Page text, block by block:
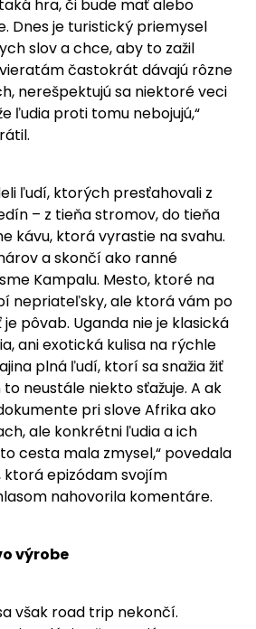
hra, či bude mať alebo
Dnes je turistický priemysel
slov a chce, aby to zažil
častokrát dávajú rôzne
nerešpektujú sa niektoré veci
ľudia proti tomu nebojujú,“
ľudí, ktorých presťahovali z
– z tieňa stromov, do tieňa
kávu, ktorá vyrastie na svahu.
a skončí ako ranné
Kampalu. Mesto, ktoré na
nepriateľsky, ale ktorá vám po
pôvab. Uganda nie je klasická
ani exotická kulisa na rýchle
plná ľudí, ktorí sa snažia žiť
neustále niekto sťažuje. A ak
pri slove Afrika ako
ale konkrétni ľudia a ich
cesta mala zmysel,“ povedala
ktorá epizódam svojím
nahovorila komentáre.
výrobe
však road trip nekončí.